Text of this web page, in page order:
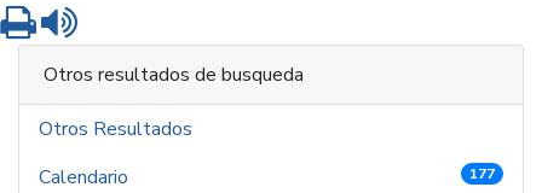
Imprimir
Otros resultados de busqueda
Otros Resultados
Calendario
177